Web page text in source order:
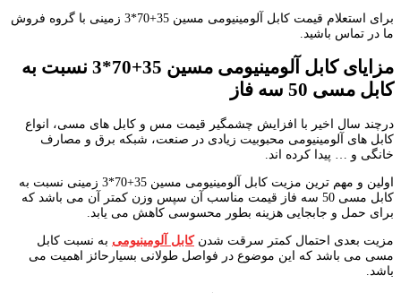
برای استعلام قیمت کابل آلومینیومی مسین 35+70*3 زمینی با گروه فروش
ما در تماس باشید.
مزایای کابل آلومینیومی مسین 35+70*3 نسبت به
کابل مسی 50 سه فاز
درچند سال اخیر با افزایش چشمگیر قیمت مس و کابل های مسی، انواع
کابل های آلومینیومی محبوبیت زیادی در صنعت، شبکه برق و مصارف
خانگی و … پیدا کرده اند.
اولین و مهم ترین مزیت کابل آلومینیومی مسین 35+70*3 زمینی نسبت به
کابل مسی 50 سه فاز قیمت مناسب آن سپس وزن کمتر آن می باشد که
برای حمل و جابجایی هزینه بطور محسوسی کاهش می یابد.
مزیت بعدی احتمال کمتر سرقت شدنکابل آلومینیومی به نسبت کابل
مسی می باشد که این موضوع در فواصل طولانی بسیارحائز اهمیت می
باشد.